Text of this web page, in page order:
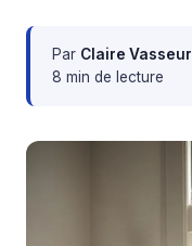
Par Claire Vasseur
8 min de lecture